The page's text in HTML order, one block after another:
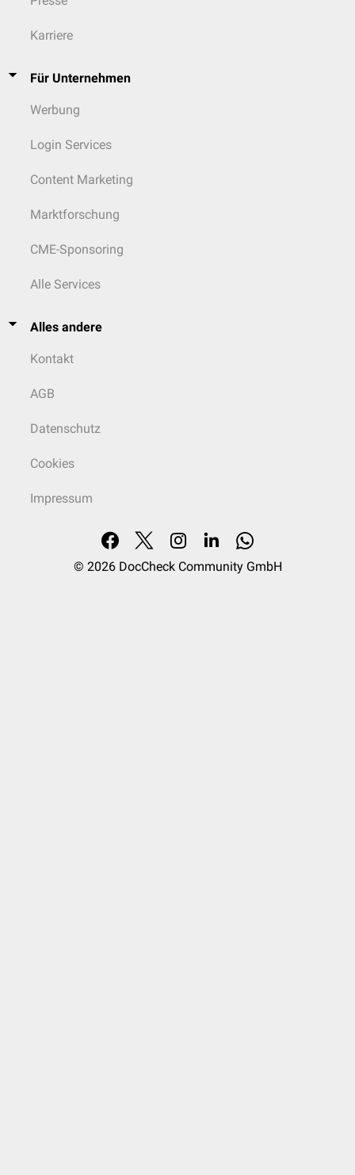
Karriere
Für Unternehmen
Werbung
Login Services
Content Marketing
Marktforschung
CME-Sponsoring
Alle Services
Alles andere
Kontakt
AGB
Datenschutz
Cookies
Impressum
© 2026 DocCheck Community GmbH